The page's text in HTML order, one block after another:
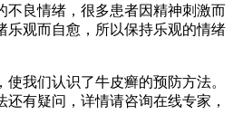
不良情绪，很多患者因精神刺激而
乐观而自愈，所以保持乐观的情绪
我们认识了牛皮癣的预防方法。
有疑问，详情请咨询在线专家，